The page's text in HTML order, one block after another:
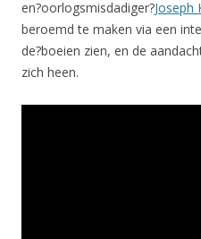
en?oorlogsmisdadiger?Joseph
beroemd te maken via een
de?boeien zien, en de
zich heen.